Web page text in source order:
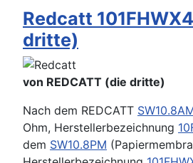
Redcatt
dritte)
von REDCATT (die dritte)
Nach dem REDCATT
Ohm, Herstellerbezeichnung
dem SW10.8PM